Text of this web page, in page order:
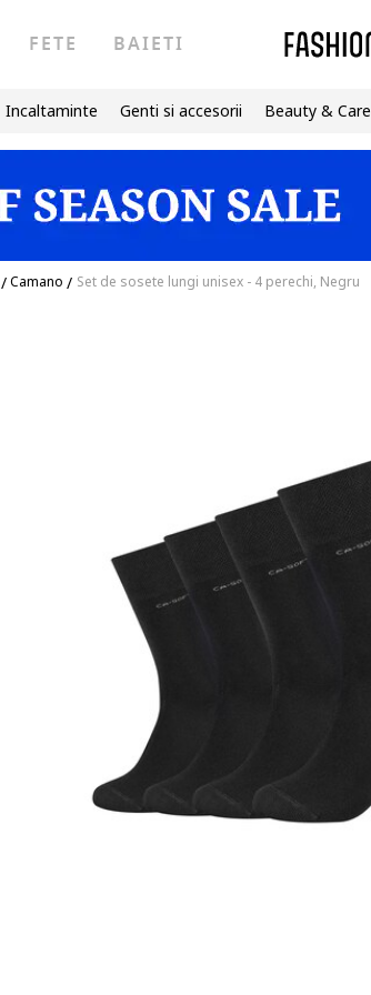
FETE BAIETI
Incaltaminte Genti si accesorii Beauty & Care
/Camano / Set de sosete lungi unisex - 4 perechi, Negru